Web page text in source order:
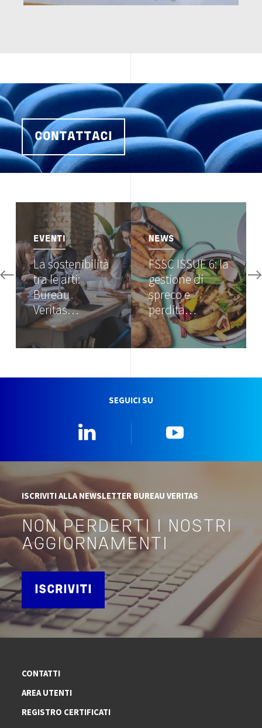
CONTATTACI
EVENTI
La sostenibilità
tra le arti:
Bureau
Veritas…
Image
NEWS
FSSC ISSUE 6: la
gestione di
spreco e
perdita…
SEGUICI SU
ISCRIVITI ALLA NEWSLETTER BUREAU VERITAS
NON PERDERTI I NOSTRI
AGGIORNAMENTI
ISCRIVITI
CONTATTI
AREA UTENTI
REGISTRO CERTIFICATI